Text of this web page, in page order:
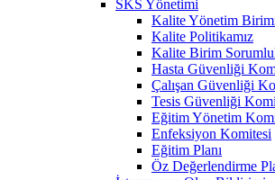
SKS Yönetimi
Kalite Yönetim
Kalite Politikamız
Kalite Birim
Hasta Güvenliği
Çalışan Güvenliği
Tesis Güvenliği
Eğitim Yönetim
Enfeksiyon Komitesi
Eğitim Planı
Öz Değerlendirme